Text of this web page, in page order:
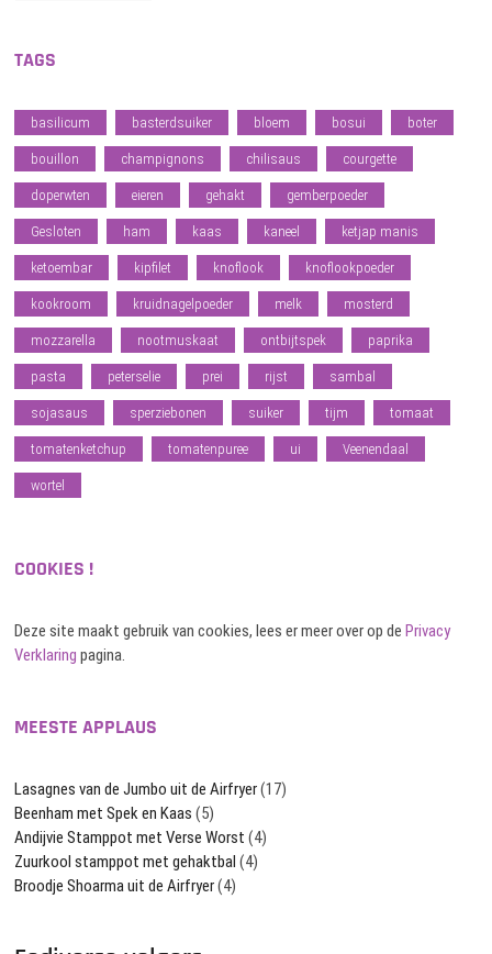
TAGS
basilicum basterdsuiker bloem bosui boter
bouillon champignons chilisaus courgette
doperwten eieren gehakt gemberpoeder
Gesloten ham kaas kaneel ketjap manis
ketoembar kipfilet knoflook knoflookpoeder
kookroom kruidnagelpoeder melk mosterd
mozzarella nootmuskaat ontbijtspek paprika
pasta peterselie prei rijst sambal
sojasaus sperziebonen suiker tijm tomaat
tomatenketchup tomatenpuree ui Veenendaal
wortel
COOKIES !
Deze site maakt gebruik van cookies, lees er meer over op dePrivacy
Verklaring pagina.
MEESTE APPLAUS
Lasagnes van de Jumbo uit de Airfryer(17)
Beenham met Spek en Kaas (5)
Andijvie Stamppot met Verse Worst (4)
Zuurkool stamppot met gehaktbal (4)
Broodje Shoarma uit de Airfryer(4)